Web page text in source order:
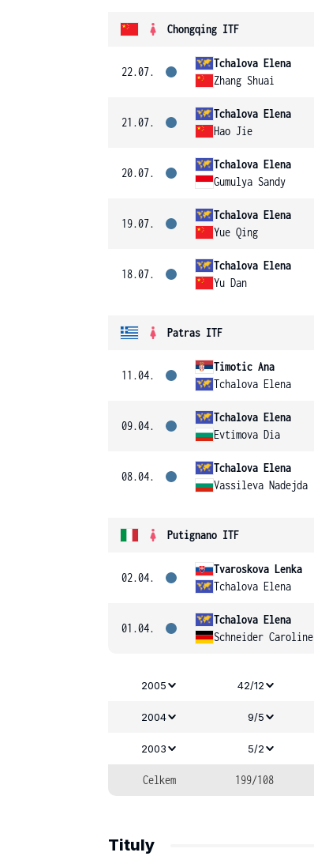
Chongqing ITF
22.07.
Tchalova Elena
Zhang Shuai
21.07.
Tchalova Elena
Hao Jie
20.07.
Tchalova Elena
Gumulya Sandy
19.07.
Tchalova Elena
Yue Qing
18.07.
Tchalova Elena
Yu Dan
Patras ITF
11.04.
Timotic Ana
Tchalova Elena
09.04.
Tchalova Elena
Evtimova Dia
08.04.
Tchalova Elena
Vassileva Nadejda
Putignano ITF
02.04.
Tvaroskova Lenka
Tchalova Elena
01.04.
Tchalova Elena
Schneider Caroline
2005 42/12
2004 9/5
2003 5/2
Celkem 199/108
Tituly